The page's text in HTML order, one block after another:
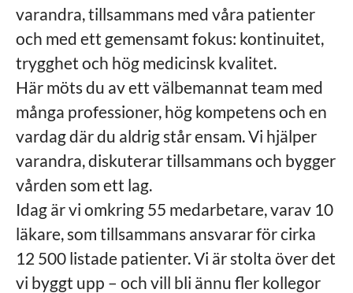
varandra, tillsammans med våra patienter
och med ett gemensamt fokus: kontinuitet,
trygghet och hög medicinsk kvalitet.
Här möts du av ett välbemannat team med
många professioner, hög kompetens och en
vardag där du aldrig står ensam. Vi hjälper
varandra, diskuterar tillsammans och bygger
vården som ett lag.
Idag är vi omkring 55 medarbetare, varav 10
läkare, som tillsammans ansvarar för cirka
12 500 listade patienter. Vi är stolta över det
vi byggt upp – och vill bli ännu fler kollegor